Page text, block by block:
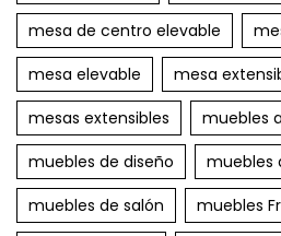
mesa de centro elevable
mesa elevable
mesa
mesas extensibles
muebles
muebles de diseño
muebles
muebles de salón
muebles